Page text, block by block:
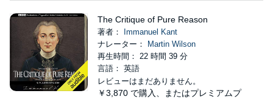
The Critique of Pure Reason
著者：
Immanuel Kant
ナレーター：
Martin Wilson
再生時間： 22 時間 39 分
言語： 英語
レビューはまだありません。
￥3,870 で購入、またはプレミアムプ